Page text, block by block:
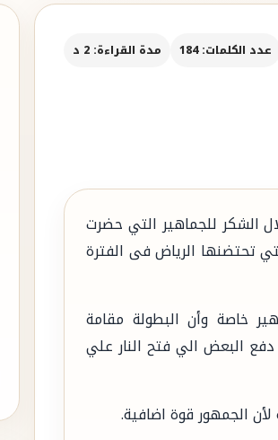
عدد الكلمات: 184 مدة القراءة: 2 د
الشكر للجماهير التي حضرت
تحتضنها الرياض فى الفترة
خاصة وأن البطولة مقامة
البعض الي فتح النار علي
الجمهور قوة اضافية.